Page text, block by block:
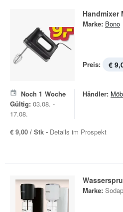
Handmixer
Marke: Bono
Preis: €
Noch 1 Woche
Gültig: 03.08. -
17.08.
Händler:
€ 9,00 / Stk - Details im Prospekt
Marke: